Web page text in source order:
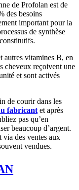
de Profolan est de
des besoins
important pour la
de synthèse
autres vitamines B, en
cheveux reçoivent une
et sont activés
de courir dans les
fabricant et après
pas qu’en
beaucoup d’argent.
via des ventes aux
vendues.